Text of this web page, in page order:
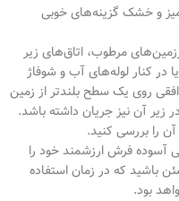
و خشک گزینه‌های خوبی
مرطوب، اتاق‌های زیر
در کنار لوله‌های آب و شوفاژ
روی یک سطح بلندتر از زمین
زیر آن نیز جریان داشته باشد.
را بررسی کنید.
آسوده فرش ارزشمند خود را
باشید که در زمان استفاده
بود.